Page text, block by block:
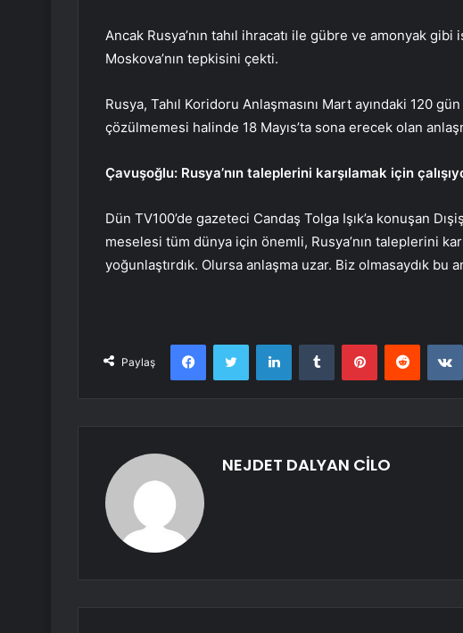
Ancak Rusya’nın tahıl ihracatı ile gübre ve amonyak gibi
Moskova’nın tepkisini çekti.
Rusya, Tahıl Koridoru Anlaşmasını Mart ayındaki 120
çözülmemesi halinde 18 Mayıs’ta sona erecek olan
Çavuşoğlu: Rusya’nın taleplerini karşılamak için
Dün TV100’de gazeteci Candaş Tolga Işık’a konuşan
meselesi tüm dünya için önemli, Rusya’nın taleplerini
yoğunlaştırdık. Olursa anlaşma uzar. Biz olmasaydık bu
Paylaş
FacebookTwitter LinkedInTumblr PinterestReddit
NEJDET DALYAN CİLO